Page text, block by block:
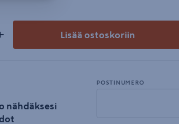
Lisää ostoskoriin
nähdäksesi
POSTINUMERO